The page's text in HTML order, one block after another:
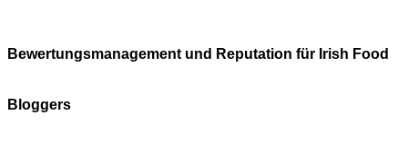
Bewertungsmanagement und Reputation für Irish Food
Bloggers